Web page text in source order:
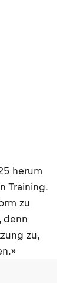
herum
Training.
zu
denn
zu,